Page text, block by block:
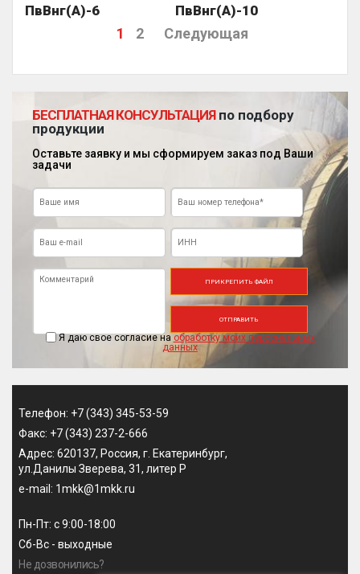
ПвВнг(А)-6 ПвВнг(А)-10
1 2 Следующая
БЕСПЛАТНАЯ КОНСУЛЬТАЦИЯпо подбору
продукции
Оставьте заявку и мы сформируем заказ под Ваши
задачи
ПРИКРЕПИТЬ ФАЙЛ
Я даю свое согласие на обработку моих персональных
данных
ОТПРАВИТЬ
Телефон: +7 (343) 345-53-59
Факс: +7 (343) 237-2-666
Адрес: 620137, Россия, г. Екатеринбург,
ул.Данилы Зверева, 31, литер Р
e-mail: 1mkk@1mkk.ru
Пн-Пт: с 9:00-18:00
Сб-Вс - выходные
Не дозвонились?